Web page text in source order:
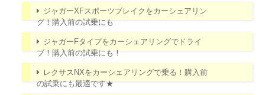
ジャガーXFスポーツブレイクをカーシェアリン
グ！購入前の試乗にも
ジャガーFタイプをカーシェアリングでドライ
ブ！購入前の試乗にも！
レクサスNXをカーシェアリングで乗る！購入前
の試乗にも最適です★